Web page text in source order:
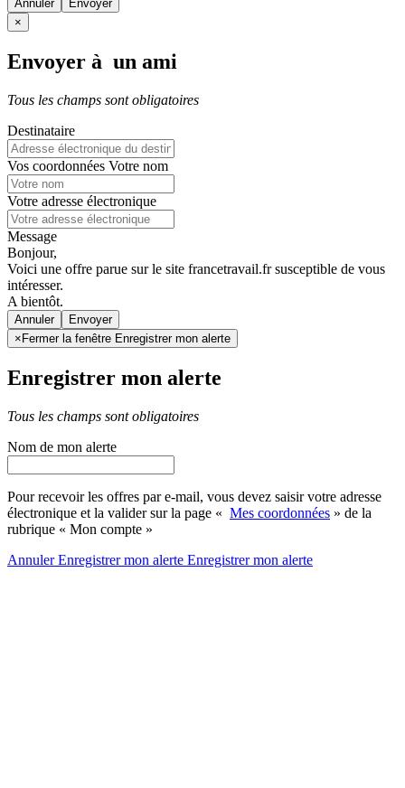
Annuler
×
Envoyer à un ami
Tous les champs sont obligatoires
Destinataire
Vos coordonnées Votre nom
Votre adresse électronique
Message
Bonjour,
Voici une offre parue sur le site francetravail.fr susceptible de vous
intéresser.
A bientôt.
Annuler
× Fermer la fenêtre Enregistrer mon alerte
Enregistrer mon alerte
Tous les champs sont obligatoires
Nom de mon alerte
Pour recevoir les offres par e-mail, vous devez saisir votre adresse
électronique et la valider sur la page « Mes coordonnées » de la
rubrique « Mon compte »
AnnulerEnregistrer mon alerte Enregistrermon alerte